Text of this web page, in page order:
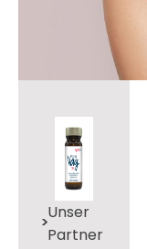
Unser
Partner